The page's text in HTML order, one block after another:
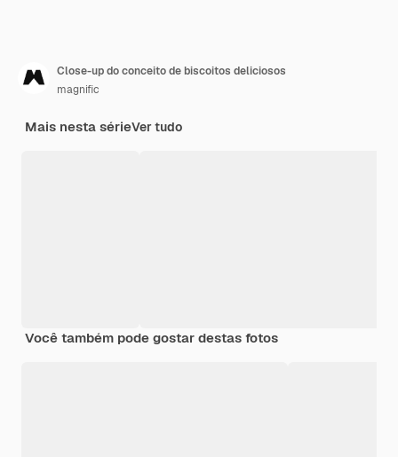
Close-up do conceito de biscoitos deliciosos
magnific
Mais nesta sérieVer tudo
Você também pode gostar destas fotos